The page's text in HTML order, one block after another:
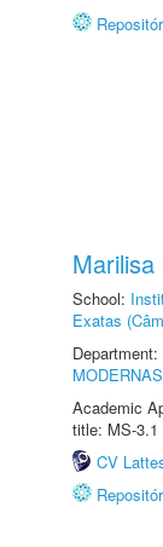
School:
Exatas
Department:
MODERNAS
Academic
title: MS-3.1
CV